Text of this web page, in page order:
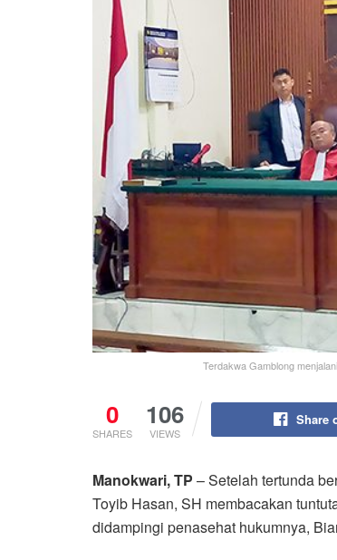
Terdakwa Gamblong
0
SHARES
106
VIEWS
Share
Manokwari, TP – Setelah tertunda
Toyib Hasan, SH membacakan
didampingi penasehat hukumnya,